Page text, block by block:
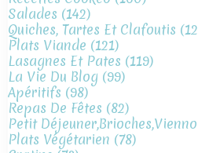
Salades (142)
Quiches, Tartes Et Clafoutis
Plats Viande (121)
Lasagnes Et Pates (119)
La Vie Du Blog (99)
Apéritifs (98)
Repas De Fêtes (82)
Petit
Plats Végétarien (78)